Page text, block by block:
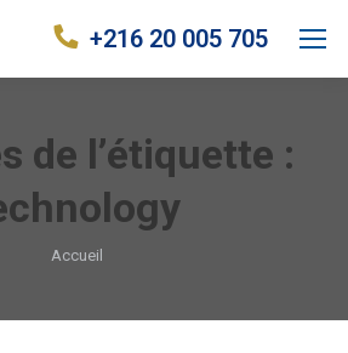
+216 20 005 705
de l’étiquette :
Vous êtes ici :
Accueil